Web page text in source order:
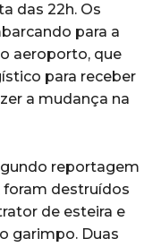
das 22h. Os
para a
aeroporto, que
para receber
a mudança na
reportagem
foram destruídos
de esteira e
garimpo. Duas